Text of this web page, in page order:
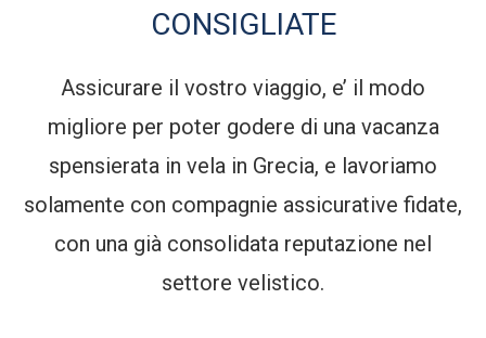
CONSIGLIATE
Assicurare il vostro viaggio, e’ il modo
migliore per poter godere di una vacanza
spensierata in vela in Grecia, e lavoriamo
solamente con compagnie assicurative fidate,
con una già consolidata reputazione nel
settore velistico.